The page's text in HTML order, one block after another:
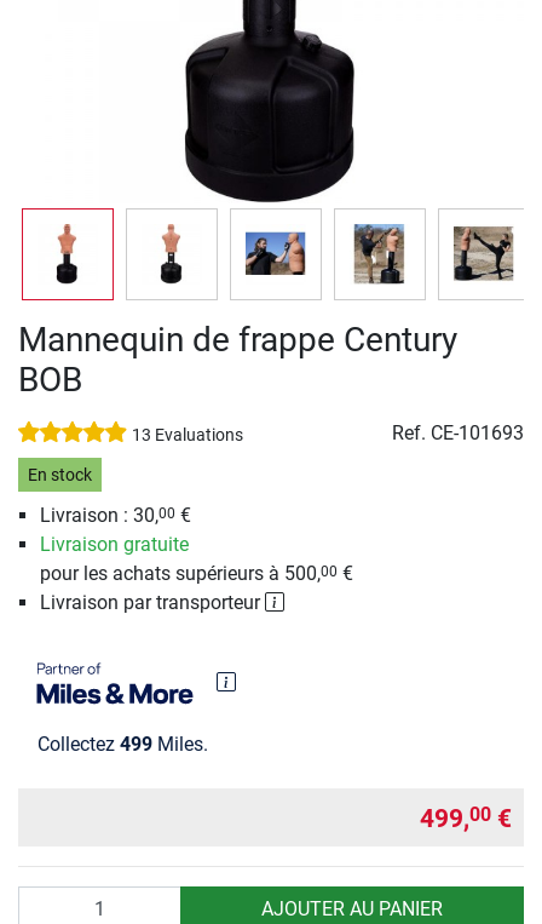
Mannequin de frappe Century
BOB
13 Evaluations Ref. CE-101693
En stock
Livraison : 30,00 €
Livraison gratuite
pour les achats supérieurs à 500,00 €
Livraison par transporteur
Collectez 499 Miles.
499,00 €
AJOUTER AU PANIER